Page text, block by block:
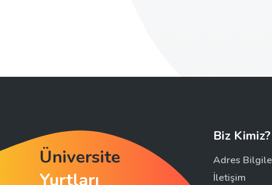
Üniversite
Yurtları
Biz Kimiz?
Adres
İletişim